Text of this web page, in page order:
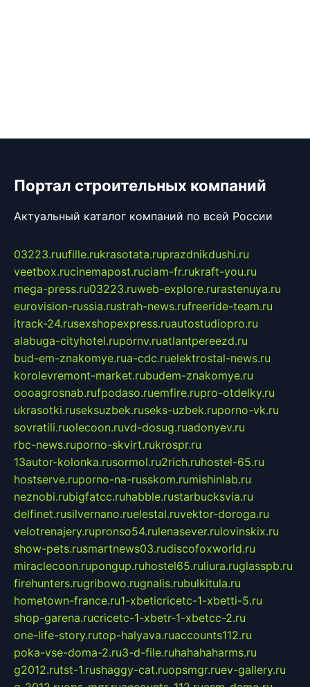
Портал строительных компаний
Актуальный каталог компаний по всей России
03223.ruufille.rukrasotata.ruprazdnikdushi.ru
veetbox.rucinemapost.ruciam-fr.rukraft-you.ru
mega-press.ru03223.ruweb-explore.rurastenuya.ru
eurovision-russia.rustrah-news.rufreeride-team.ru
itrack-24.rusexshopexpress.ruautostudiopro.ru
alabuga-cityhotel.rupornv.ruatlantpereezd.ru
bud-em-znakomye.rua-cdc.ruelektrostal-news.ru
korolevremont-market.rubudem-znakomye.ru
oooagrosnab.rufpodaso.ruemfire.rupro-otdelky.ru
ukrasotki.ruseksuzbek.ruseks-uzbek.ruporno-vk.ru
sovratili.ruolecoon.ruvd-dosug.ruadonyev.ru
rbc-news.ruporno-skvirt.rukrospr.ru
13autor-kolonka.rusormol.ru2rich.ruhostel-65.ru
hostserve.ruporno-na-russkom.rumishinlab.ru
neznobi.rubigfatcc.ruhabble.rustarbucksvia.ru
delfinet.rusilvernano.ruelestal.ruvektor-doroga.ru
velotrenajery.rupronso54.rulenasever.rulovinskix.ru
show-pets.rusmartnews03.rudiscofoxworld.ru
miraclecoon.rupongup.ruhostel65.ruliura.ruglasspb.ru
firehunters.rugribowo.rugnalis.rubulkitula.ru
hometown-france.ru1-xbeticricetc-1-xbetti-5.ru
shop-garena.rucricetc-1-xbetr-1-xbetcc-2.ru
one-life-story.rutop-halyava.ruaccounts112.ru
poka-vse-doma-2.ru3-d-file.ruhahahaharms.ru
g2012.rutst-1.rushaggy-cat.ruopsmgr.ruev-gallery.ru